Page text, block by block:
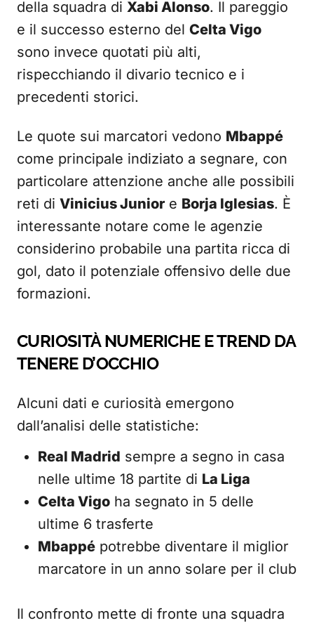
della squadra di Xabi Alonso. Il pareggio
e il successo esterno del Celta Vigo
sono invece quotati più alti,
rispecchiando il divario tecnico e i
precedenti storici.
Le quote sui marcatori vedono Mbappé
come principale indiziato a segnare, con
particolare attenzione anche alle possibili
reti di Vinicius Junior e Borja Iglesias. È
interessante notare come le agenzie
considerino probabile una partita ricca di
gol, dato il potenziale offensivo delle due
formazioni.
CURIOSITÀ NUMERICHE E TREND DA
TENERE D’OCCHIO
Alcuni dati e curiosità emergono
dall’analisi delle statistiche:
Real Madrid sempre a segno in casa
nelle ultime 18 partite di La Liga
Celta Vigo ha segnato in 5 delle
ultime 6 trasferte
Mbappé potrebbe diventare il miglior
marcatore in un anno solare per il club
Il confronto mette di fronte una squadra